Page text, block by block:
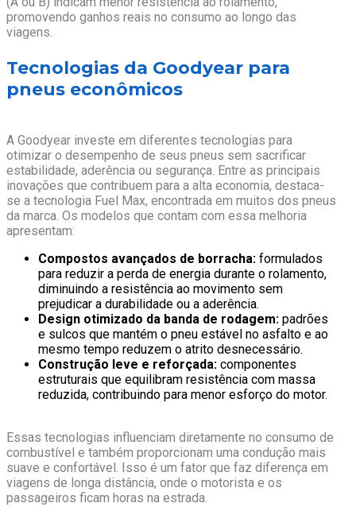
promovendo ganhos reais no consumo ao longo das
viagens.
Tecnologias da Goodyear para
pneus econômicos
A Goodyear investe em diferentes tecnologias para
otimizar o desempenho de seus pneus sem sacrificar
estabilidade, aderência ou segurança. Entre as principais
inovações que contribuem para a alta economia, destaca-
se a tecnologia Fuel Max, encontrada em muitos dos pneus
da marca. Os modelos que contam com essa melhoria
apresentam:
Compostos avançados de borracha: formulados
para reduzir a perda de energia durante o rolamento,
diminuindo a resistência ao movimento sem
prejudicar a durabilidade ou a aderência.
Design otimizado da banda de rodagem: padrões
e sulcos que mantém o pneu estável no asfalto e ao
mesmo tempo reduzem o atrito desnecessário.
Construção leve e reforçada: componentes
estruturais que equilibram resistência com massa
reduzida, contribuindo para menor esforço do motor.
Essas tecnologias influenciam diretamente no consumo de
combustível e também proporcionam uma condução mais
suave e confortável. Isso é um fator que faz diferença em
viagens de longa distância, onde o motorista e os
passageiros ficam horas na estrada.